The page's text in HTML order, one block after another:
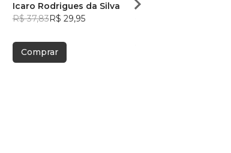
Icaro Rodrigues da Silva
R$ 37,83R$ 29,95
Comprar
Derlãnio Alves